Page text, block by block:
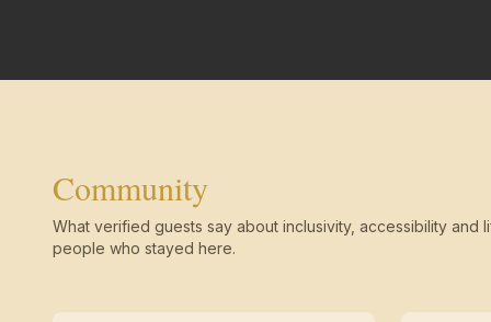
Community
What verified guests say about inclusivity, accessibility and
people who stayed here.